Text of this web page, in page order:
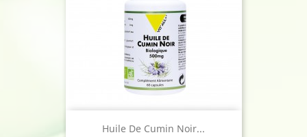
Huile De Cumin Noir...